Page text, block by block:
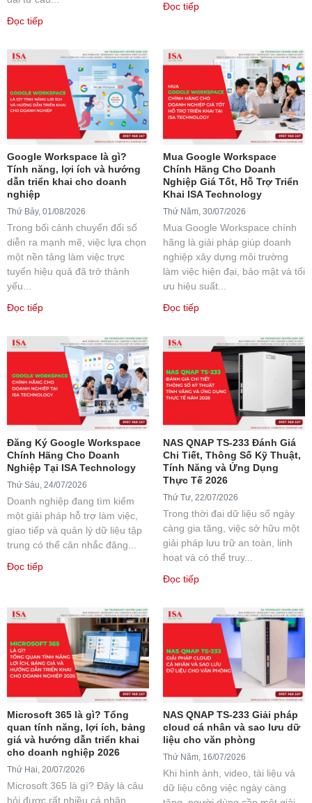
Đọc tiếp
Đọc tiếp
Google Workspace là gì?
Tính năng, lợi ích và hướng
dẫn triển khai cho doanh
nghiệp
Thứ Bảy, 01/08/2026
Trong bối cảnh chuyển đổi số
diễn ra mạnh mẽ, việc lựa chọn
một nền tảng làm việc trực
tuyến hiệu quả đã trở thành
yếu...
Đọc tiếp
Mua Google Workspace
Chính Hãng Cho Doanh
Nghiệp Giá Tốt, Hỗ Trợ Triển
Khai ISA Technology
Thứ Năm, 30/07/2026
Mua Google Workspace chính
hãng là giải pháp giúp doanh
nghiệp xây dựng môi trường
làm việc hiện đại, bảo mật và tối
ưu hiệu suất...
Đọc tiếp
Đăng Ký Google Workspace
Chính Hãng Cho Doanh
Nghiệp Tại ISA Technology
Thứ Sáu, 24/07/2026
Doanh nghiệp đang tìm kiếm
một giải pháp hỗ trợ làm việc,
giao tiếp và quản lý dữ liệu tập
trung có thể cân nhắc đăng...
Đọc tiếp
NAS QNAP TS-233 Đánh Giá
Chi Tiết, Thông Số Kỹ Thuật,
Tính Năng và Ứng Dụng
Thực Tế 2026
Thứ Tư, 22/07/2026
Trong thời đại dữ liệu số ngày
càng gia tăng, việc sở hữu một
giải pháp lưu trữ an toàn, linh
hoạt và có thể truy...
Đọc tiếp
Microsoft 365 là gì? Tổng
quan tính năng, lợi ích, bảng
giá và hướng dẫn triển khai
cho doanh nghiệp 2026
Thứ Hai, 20/07/2026
Microsoft 365 là gì? Đây là câu
hỏi được rất nhiều cá nhân,
NAS QNAP TS-233 Giải pháp
cloud cá nhân và sao lưu dữ
liệu cho văn phòng
Thứ Năm, 16/07/2026
Khi hình ảnh, video, tài liệu và
dữ liệu công việc ngày càng